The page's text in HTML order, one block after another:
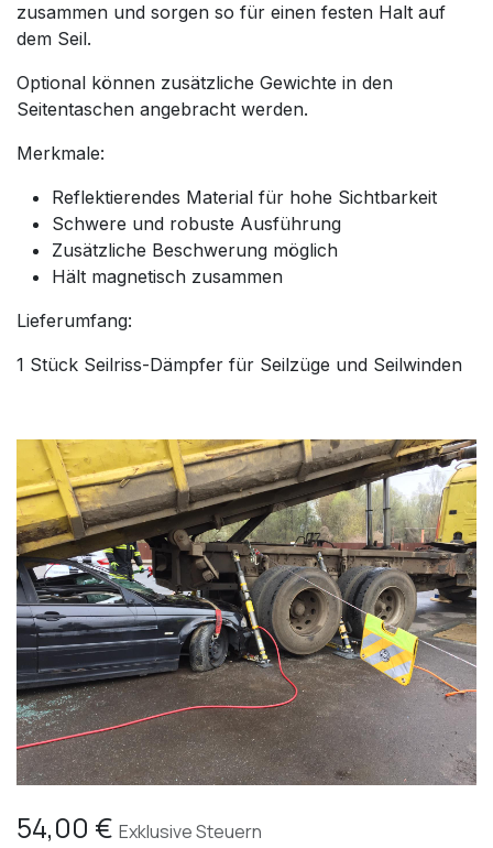
zusammen und sorgen so für einen festen Halt auf
dem Seil.
Optional können zusätzliche Gewichte in den
Seitentaschen angebracht werden.
Merkmale:
Reflektierendes Material für hohe Sichtbarkeit
Schwere und robuste Ausführung
Zusätzliche Beschwerung möglich
Hält magnetisch zusammen
Lieferumfang:
1 Stück Seilriss-Dämpfer für Seilzüge und Seilwinden
54,00 € Exklusive Steuern